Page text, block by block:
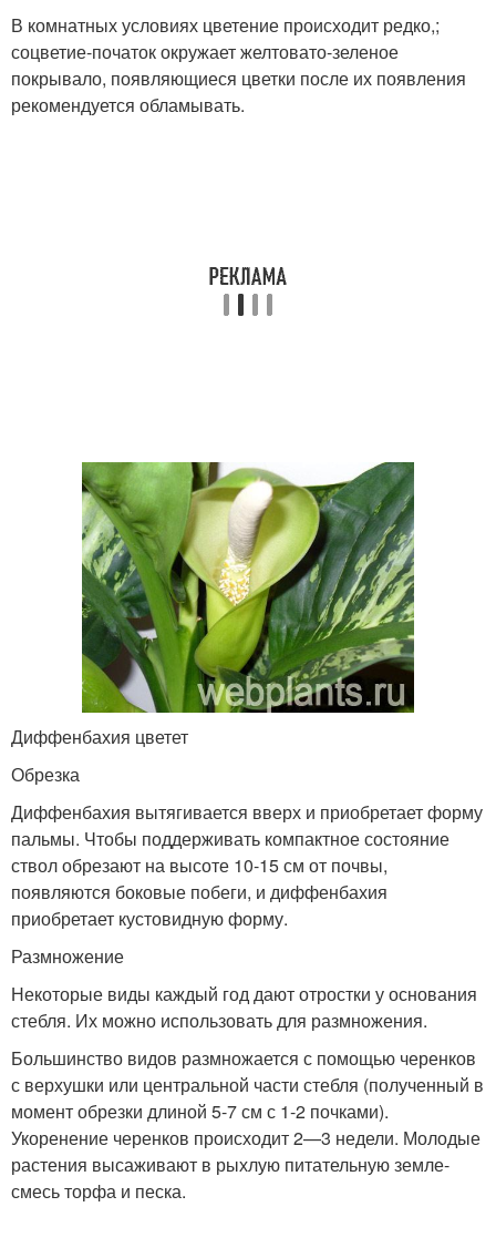
В комнатных условиях цветение происходит редко,;
соцветие-початок окружает желтовато-зеленое
покрывало, появляющиеся цветки после их появления
рекомендуется обламывать.
Диффенбахия цветет
Обрезка
Диффенбахия вытягивается вверх и приобретает форму
пальмы. Чтобы поддерживать компактное состояние
ствол обрезают на высоте 10-15 см от почвы,
появляются боковые побеги, и диффенбахия
приобретает кустовидную форму.
Размножение
Некоторые виды каждый год дают отростки у основания
стебля. Их можно использовать для размножения.
Большинство видов размножается с помощью черенков
с верхушки или центральной части стебля (полученный в
момент обрезки длиной 5-7 см с 1-2 почками).
Укоренение черенков происходит 2—3 недели. Молодые
растения высаживают в рыхлую питательную земле-
смесь торфа и песка.